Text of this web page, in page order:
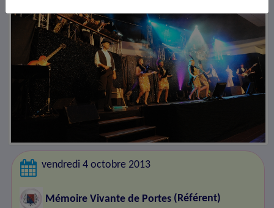
vendredi 4 octobre 2013
Mémoire Vivante de Portes (Référent)